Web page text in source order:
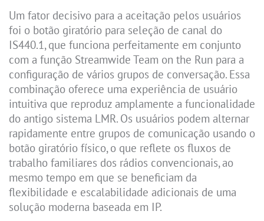
Um fator decisivo para a aceitação pelos usuários
foi o botão giratório para seleção de canal do
IS440.1, que funciona perfeitamente em conjunto
com a função Streamwide Team on the Run para a
configuração de vários grupos de conversação. Essa
combinação oferece uma experiência de usuário
intuitiva que reproduz amplamente a funcionalidade
do antigo sistema LMR. Os usuários podem alternar
rapidamente entre grupos de comunicação usando o
botão giratório físico, o que reflete os fluxos de
trabalho familiares dos rádios convencionais, ao
mesmo tempo em que se beneficiam da
flexibilidade e escalabilidade adicionais de uma
solução moderna baseada em IP.